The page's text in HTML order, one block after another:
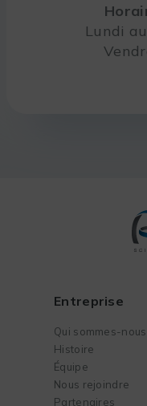
Lundi
Entreprise
Qui sommes-nous
Histoire
Équipe
Nous rejoindre
Partenaires